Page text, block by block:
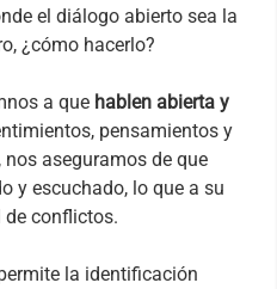
el diálogo abierto sea la
¿cómo hacerlo?
a que hablen abierta y
pensamientos y
aseguramos de que
y escuchado, lo que a su
conflictos.
la identificación